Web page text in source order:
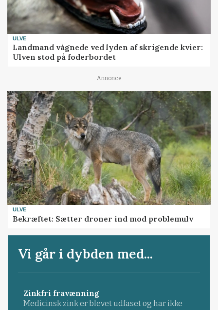
ULVE
Landmand vågnede ved lyden af skrigende kvier:
Ulven stod på foderbordet
Annonce
ULVE
Bekræftet: Sætter droner ind mod problemulv
Vi går i dybden med...
Zinkfri fravænning
Medicinsk zink er blevet udfaset og har ikke